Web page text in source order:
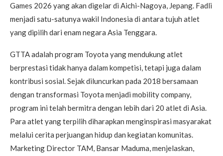
Games 2026 yang akan digelar di Aichi-Nagoya, Jepang. Fadli
menjadi satu-satunya wakil Indonesia di antara tujuh atlet
yang dipilih dari enam negara Asia Tenggara.
GTTA adalah program Toyota yang mendukung atlet
berprestasi tidak hanya dalam kompetisi, tetapi juga dalam
kontribusi sosial. Sejak diluncurkan pada 2018 bersamaan
dengan transformasi Toyota menjadi mobility company,
program ini telah bermitra dengan lebih dari 20 atlet di Asia.
Para atlet yang terpilih diharapkan menginspirasi masyarakat
melalui cerita perjuangan hidup dan kegiatan komunitas.
Marketing Director TAM, Bansar Maduma, menjelaskan,